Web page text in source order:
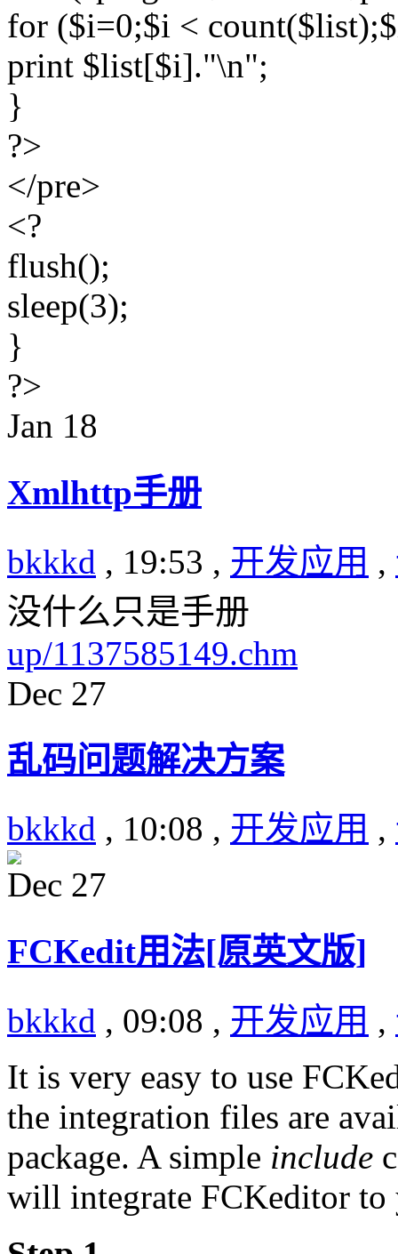
for ($i=0;$i <
print $list[$i]."\n";
}
?>
</pre>
<?
flush();
sleep(3);
}
?>
Jan 18
Xmlhttp手册
bkkkd , 19:53 , 开发应用 ,
没什么只是手册
up/1137585149.chm
Dec 27
乱码问题解决方案
bkkkd , 10:08 , 开发应用 ,
Dec 27
FCKedit用法[原英文版]
bkkkd , 09:08 , 开发应用 ,
It is very easy to use
the integration files are
package. A simple include
will integrate FCKeditor to